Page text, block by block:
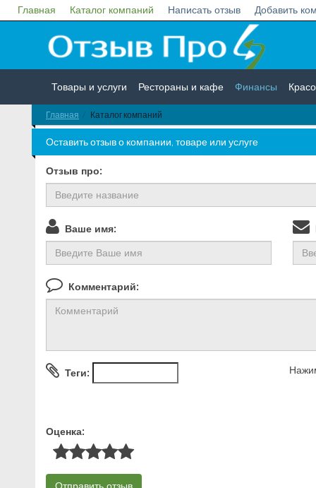
Главная Каталог компаний Написать отзыв Добавить
Товары и услуги Рестораны и кафе Финансы
Недвижимость
Главная Каталог компаний
Оставить отзыв о компании, товаре или услуге
Отзыв про:
Ваше имя:
Комментарий:
Теги:
Оценка: